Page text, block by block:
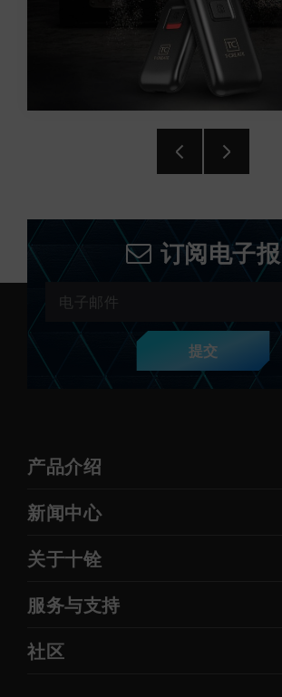
订阅电子报
提交
产品介绍
新闻中心
关于十铨
服务与支持
社区